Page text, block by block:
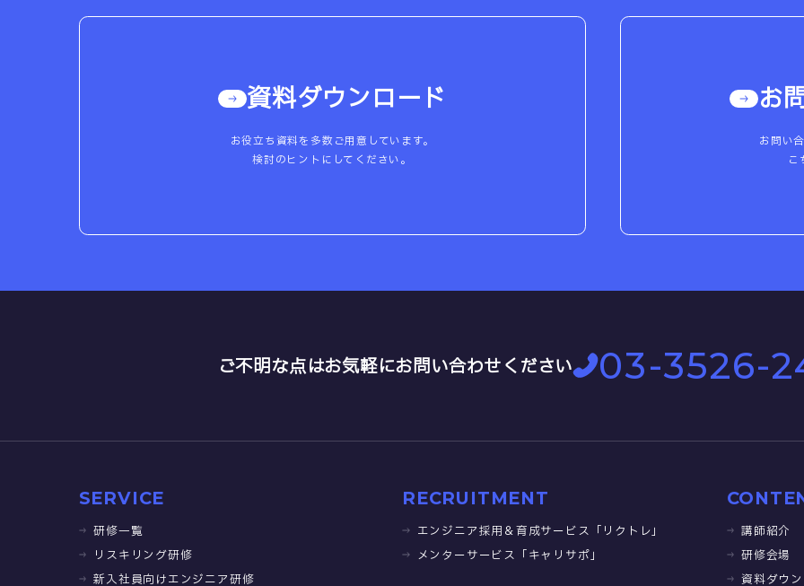
資料ダウンロード
お役立ち資料を多数ご用意しています。
検討のヒントにしてください。
お
お問い
こ
ご不明な点はお気軽にお問い合わせください 03-3526-
SERVICE
研修一覧
リスキリング研修
新入社員向けエンジニア研修
RECRUITMENT
エンジニア採用＆育成サービス「リクトレ」
メンターサービス「キャリサポ」
講師紹介
研修会場
資料ダウ